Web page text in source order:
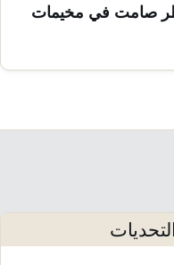
صامت في مخيمات